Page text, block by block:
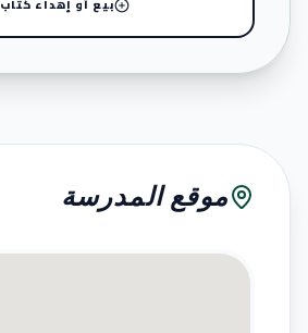
بيع أو إهداء كتاب
موقع المدرسة